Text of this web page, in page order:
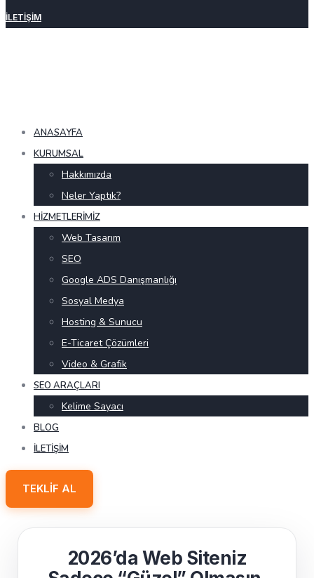
İLETIŞIM
ANASAYFA
KURUMSAL
Hakkımızda
Neler Yaptık?
HIZMETLERIMIZ
Web Tasarım
SEO
Google ADS Danışmanlığı
Sosyal Medya
Hosting & Sunucu
E-Ticaret Çözümleri
Video & Grafik
SEO ARAÇLARI
Kelime Sayacı
BLOG
İLETIŞIM
TEKLIF AL
2026’da Web Siteniz